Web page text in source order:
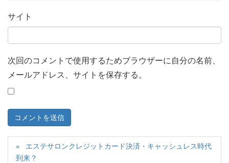
サイト
次回のコメントで使用するためブラウザーに自分の名前、
メールアドレス、サイトを保存する。
エステサロンクレジットカード決済・キャッシュレス時代
到来？